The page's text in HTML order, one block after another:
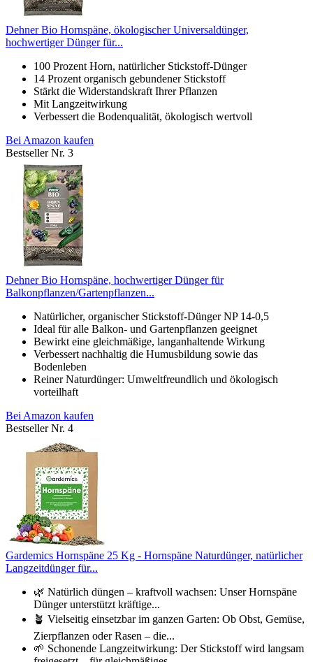
Dehner Bio Hornspäne, ökologischer Universaldünger,
hochwertiger Dünger für...
100 Prozent Horn, natürlicher Stickstoff-Dünger
14 Prozent organisch gebundener Stickstoff
Stärkt die Widerstandskraft Ihrer Pflanzen
Mit Langzeitwirkung
Verbessert die Bodenqualität, ökologisch wertvoll
Bei Amazon kaufen
Bestseller Nr. 3
Dehner Bio Hornspäne, hochwertiger Dünger für
Balkonpflanzen/Gartenpflanzen...
Natürlicher, organischer Stickstoff-Dünger NP 14-0,5
Ideal für alle Balkon- und Gartenpflanzen geeignet
Bewirkt eine gleichmäßige, langanhaltende Wirkung
Verbessert nachhaltig die Humusbildung sowie das
Bodenleben
Reiner Naturdünger: Umweltfreundlich und ökologisch
vorteilhaft
Bei Amazon kaufen
Bestseller Nr. 4
Gardemics Hornspäne 25 Kg - Hornspäne Naturdünger, natürlicher
Langzeitdünger für...
🌿 Natürlich düngen – kraftvoll wachsen: Unser Hornspäne
Dünger unterstützt kräftige...
🪴 Vielseitig einsetzbar im ganzen Garten: Ob Obst, Gemüse,
Zierpflanzen oder Rasen – die...
🌱 Schonende Langzeitwirkung: Der Stickstoff wird langsam